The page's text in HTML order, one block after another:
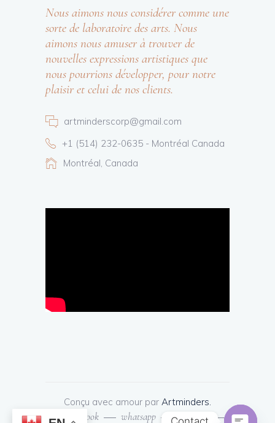
Nous aimons nous considérer comme une
sorte de laboratoire des arts. Nous
aimons nous amuser à trouver de
nouvelles expressions artistiques que
nous pourrions développer, pour notre
plaisir et celui de nos clients.
artminderscorp@gmail.com
+1 (514) 232-0635 - Montréal Canada
Montréal, Canada
Conçu avec amour par Artminders.
facebook whatsapp Instagram